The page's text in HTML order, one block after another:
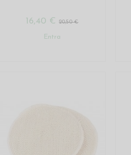
16,40 €20,50 €
Entra